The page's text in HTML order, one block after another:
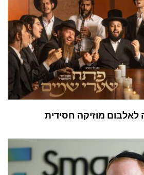
לאלבום מוזיקה חסידית